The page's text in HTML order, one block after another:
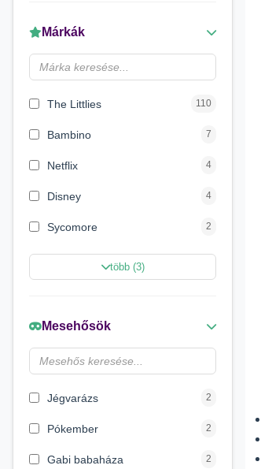
LENA
Make it Real 5
Márkák
The Littlies 110
Bambino 7
Netflix 4
Disney 4
Sycomore 2
Marvel Szuperhősök 2
Beauty World
Creative Line 2
több (3)
Mesehősök
Jégvarázs 2
Pókember 2
Gabi babaháza 2